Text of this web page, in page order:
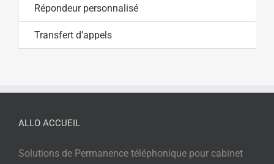
Répondeur personnalisé
Transfert d’appels
ALLO ACCUEIL
Solutions de Permanence téléphonique pour cabinet